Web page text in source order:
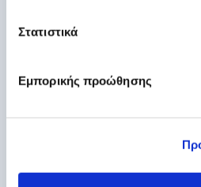
Στατιστικά
Εμπορικής προώθησης
Εναλλακτικά, μπορείτε
σας